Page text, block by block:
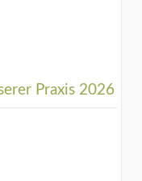
Praxis 2026